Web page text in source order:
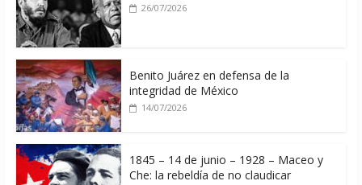
26/07/2026
Benito Juárez en defensa de la
integridad de México
14/07/2026
1845 – 14 de junio – 1928 – Maceo y
Che: la rebeldía de no claudicar